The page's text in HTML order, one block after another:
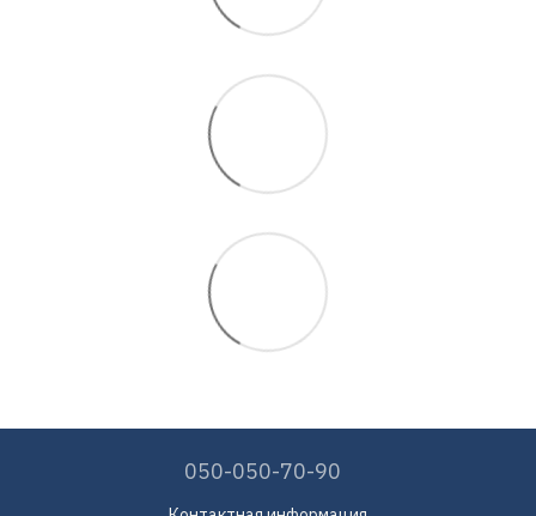
050-050-70-90